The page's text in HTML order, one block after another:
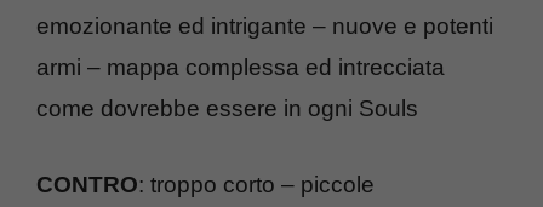
emozionante ed intrigante – nuove e potenti
armi – mappa complessa ed intrecciata
come dovrebbe essere in ogni Souls
CONTRO: troppo corto – piccole